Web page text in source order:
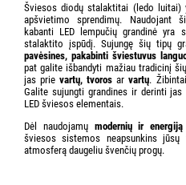
Šviesos diodų stalaktitai (ledo luitai)
apšvietimo sprendimų. Naudojant
kabanti LED lempučių grandinė
stalaktito įspūdį. Sujungę šių tipų
pavėsines, pakabinti šviestuvus
pat galite išbandyti mažiau tradicinį
jas prievartų, tvoros arvartų.
Galite sujungti grandines ir derinti jas
LED šviesos elementais.
Dėl naudojamų modernių ir energiją
šviesos sistemos neapsunkins jūsų
atmosferą daugeliu švenčių progų.